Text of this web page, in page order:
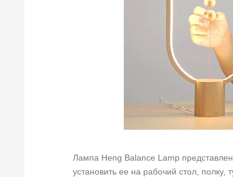
Лампа Heng Balance Lamp
установить ее на рабочий стол,